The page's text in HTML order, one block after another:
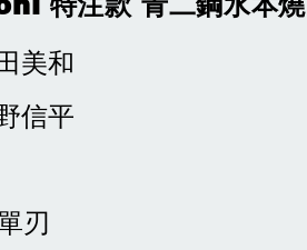
美和
信平
刃